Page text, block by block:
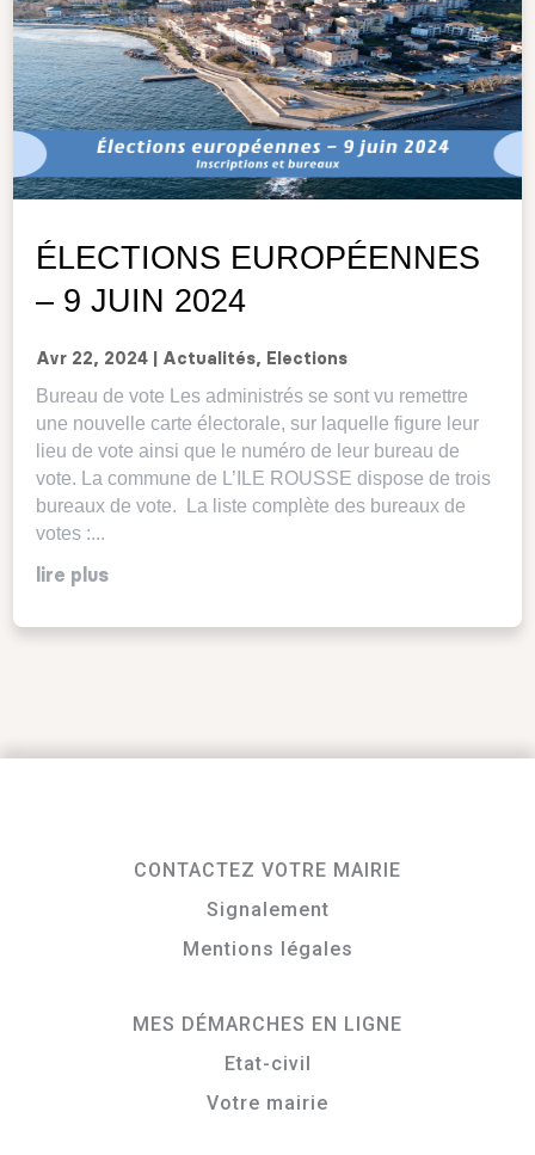
ÉLECTIONS EUROPÉENNES
– 9 JUIN 2024
Avr 22, 2024 Actualités, Elections
Bureau de vote Les administrés se sont vu remettre
une nouvelle carte électorale, sur laquelle figure leur
lieu de vote ainsi que le numéro de leur bureau de
vote. La commune de L’ILE ROUSSE dispose de trois
bureaux de vote. La liste complète des bureaux de
votes :...
lire plus
CONTACTEZ VOTRE MAIRIE
Signalement
Mentions légales
MES DÉMARCHES EN LIGNE
Etat-civil
Votre mairie